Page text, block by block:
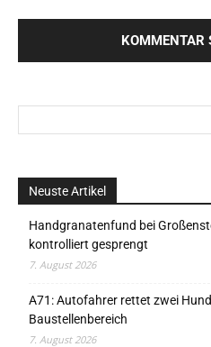
Neuste Artikel
Handgranatenfund bei
kontrolliert gesprengt
7. August 2026
A71: Autofahrer rettet zwei
Baustellenbereich
7. August 2026